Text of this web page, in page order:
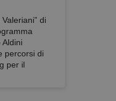
di
percorsi di
per il